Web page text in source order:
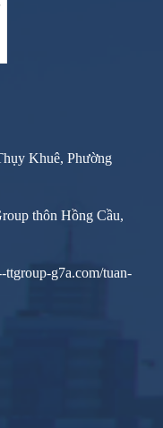
Khuê, Phường
thôn Hồng Cầu,
ttgroup-g7a.com/tuan-